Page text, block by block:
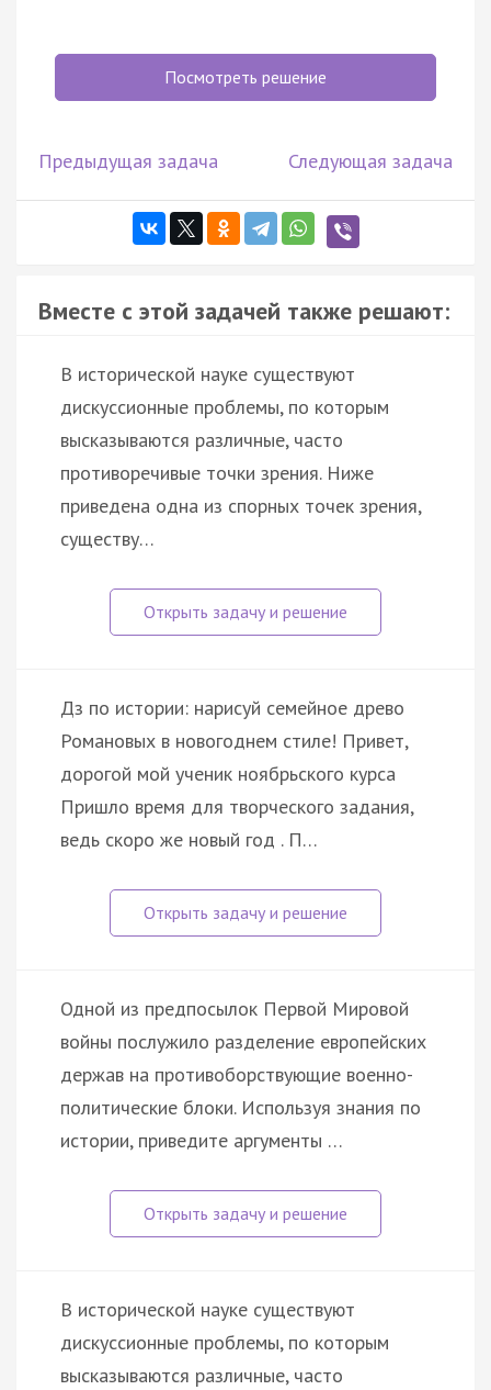
Посмотреть решение
Предыдущая задача Следующая задача
Вместе с этой задачей также решают:
В исторической науке существуют
дискуссионные проблемы, по которым
высказываются различные, часто
противоречивые точки зрения. Ниже
приведена одна из спорных точек зрения,
существу…
Дз по истории: нарисуй семейное древо
Романовых в новогоднем стиле! Привет,
дорогой мой ученик ноябрьского курса
Пришло время для творческого задания,
ведь скоро же новый год . П…
Одной из предпосылок Первой Мировой
войны послужило разделение европейских
держав на противоборствующие военно-
политические блоки. Используя знания по
истории, приведите аргументы …
В исторической науке существуют
дискуссионные проблемы, по которым
высказываются различные, часто